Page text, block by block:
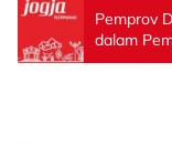
Pemprov
dalam